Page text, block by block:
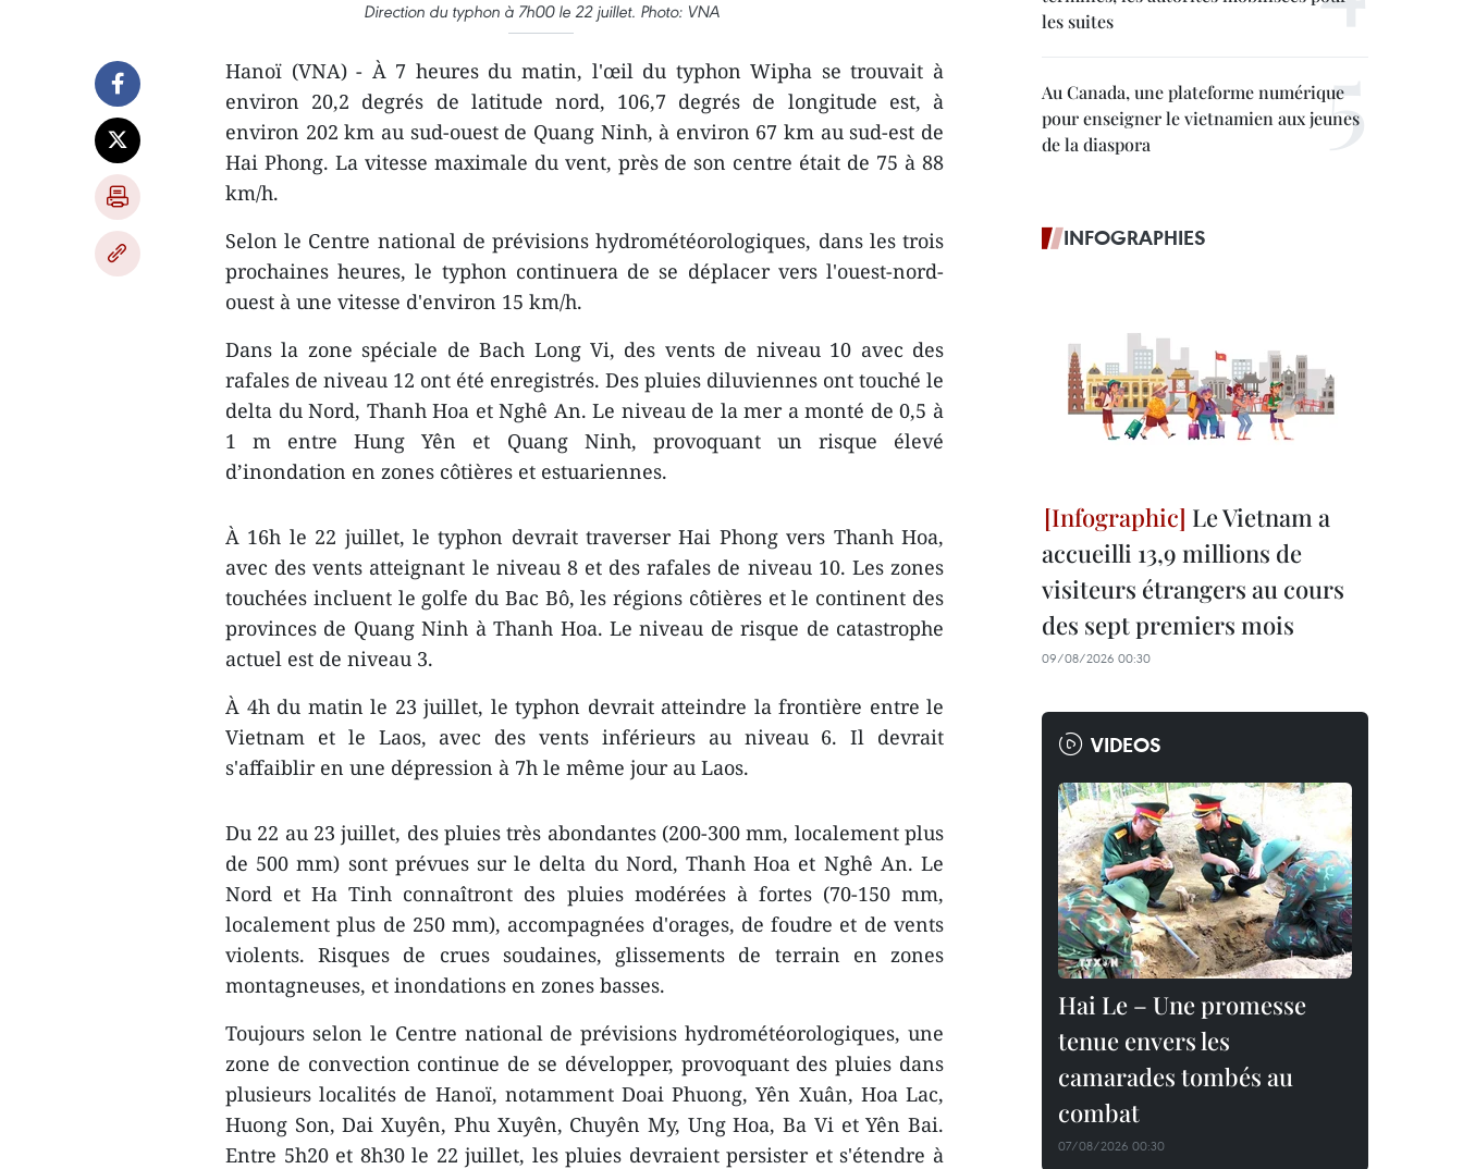
Direction du typhon à 7h00 le 22 juillet. Photo: VNA
Hanoï (VNA) - À 7 heures du matin, l'œil du typhon Wipha se trouvait à
environ 20,2 degrés de latitude nord, 106,7 degrés de longitude est, à
environ 202 km au sud-ouest de Quang Ninh, à environ 67 km au sud-est de
Hai Phong. La vitesse maximale du vent, près de son centre était de 75 à 88
km/h.
Selon le Centre national de prévisions hydrométéorologiques, dans les trois
prochaines heures, le typhon continuera de se déplacer vers l'ouest-nord-
ouest à une vitesse d'environ 15 km/h.
Dans la zone spéciale de Bach Long Vi, des vents de niveau 10 avec des
rafales de niveau 12 ont été enregistrés. Des pluies diluviennes ont touché le
delta du Nord, Thanh Hoa et Nghê An. Le niveau de la mer a monté de 0,5 à
1 m entre Hung Yên et Quang Ninh, provoquant un risque élevé
d’inondation en zones côtières et estuariennes.
À 16h le 22 juillet, le typhon devrait traverser Hai Phong vers Thanh Hoa,
avec des vents atteignant le niveau 8 et des rafales de niveau 10. Les zones
touchées incluent le golfe du Bac Bô, les régions côtières et le continent des
provinces de Quang Ninh à Thanh Hoa. Le niveau de risque de catastrophe
actuel est de niveau 3.
À 4h du matin le 23 juillet, le typhon devrait atteindre la frontière entre le
Vietnam et le Laos, avec des vents inférieurs au niveau 6. Il devrait
s'affaiblir en une dépression à 7h le même jour au Laos.
Du 22 au 23 juillet, des pluies très abondantes (200-300 mm, localement plus
de 500 mm) sont prévues sur le delta du Nord, Thanh Hoa et Nghê An. Le
Nord et Ha Tinh connaîtront des pluies modérées à fortes (70-150 mm,
localement plus de 250 mm), accompagnées d'orages, de foudre et de vents
violents. Risques de crues soudaines, glissements de terrain en zones
montagneuses, et inondations en zones basses.
Toujours selon le Centre national de prévisions hydrométéorologiques, une
zone de convection continue de se développer, provoquant des pluies dans
plusieurs localités de Hanoï, notamment Doai Phuong, Yên Xuân, Hoa Lac,
Huong Son, Dai Xuyên, Phu Xuyên, Chuyên My, Ung Hoa, Ba Vi et Yên Bai.
Entre 5h20 et 8h30 le 22 juillet, les pluies devraient persister et s'étendre à
les suites
Au Canada, une plateforme numérique
pour enseigner le vietnamien aux jeunes
de la diaspora
INFOGRAPHIES
Le Vietnam a
accueilli 13,9 millions de
visiteurs étrangers au cours
des sept premiers mois
09/08/2026 00:30
VIDEOS
Hai Le – Une promesse
tenue envers les
camarades tombés au
combat
07/08/2026 00:30